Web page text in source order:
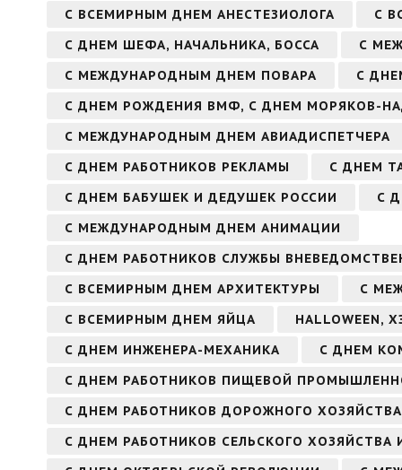
С ВСЕМИРНЫМ ДНЕМ АНЕСТЕЗИОЛОГА
С
С ДНЕМ ШЕФА, НАЧАЛЬНИКА, БОССА
С
С МЕЖДУНАРОДНЫМ ДНЕМ ПОВАРА
С
С ДНЕМ РОЖДЕНИЯ ВМФ, С ДНЕМ МОРЯКОВ-
С МЕЖДУНАРОДНЫМ ДНЕМ АВИАДИСПЕТЧЕРА
С ДНЕМ РАБОТНИКОВ РЕКЛАМЫ
С ДНЕМ
С ДНЕМ БАБУШЕК И ДЕДУШЕК РОССИИ
С
С МЕЖДУНАРОДНЫМ ДНЕМ АНИМАЦИИ
С ДНЕМ РАБОТНИКОВ СЛУЖБЫ
С ВСЕМИРНЫМ ДНЕМ АРХИТЕКТУРЫ
С
С ВСЕМИРНЫМ ДНЕМ ЯЙЦА
HALLOWEEN,
С ДНЕМ ИНЖЕНЕРА-МЕХАНИКА
С ДНЕМ
С ДНЕМ РАБОТНИКОВ ПИЩЕВОЙ
С ДНЕМ РАБОТНИКОВ ДОРОЖНОГО ХОЗЯЙСТВА
С ДНЕМ РАБОТНИКОВ СЕЛЬСКОГО